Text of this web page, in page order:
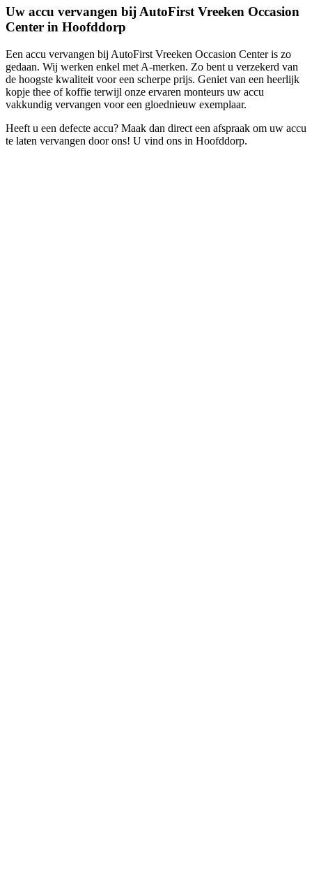
Uw accu vervangen bij AutoFirst Vreeken Occasion
Center in Hoofddorp
Een accu vervangen bij AutoFirst Vreeken Occasion Center is zo
gedaan. Wij werken enkel met A-merken. Zo bent u verzekerd van
de hoogste kwaliteit voor een scherpe prijs. Geniet van een heerlijk
kopje thee of koffie terwijl onze ervaren monteurs uw accu
vakkundig vervangen voor een gloednieuw exemplaar.
Heeft u een defecte accu? Maak dan direct een afspraak om uw accu
te laten vervangen door ons! U vind ons in Hoofddorp.